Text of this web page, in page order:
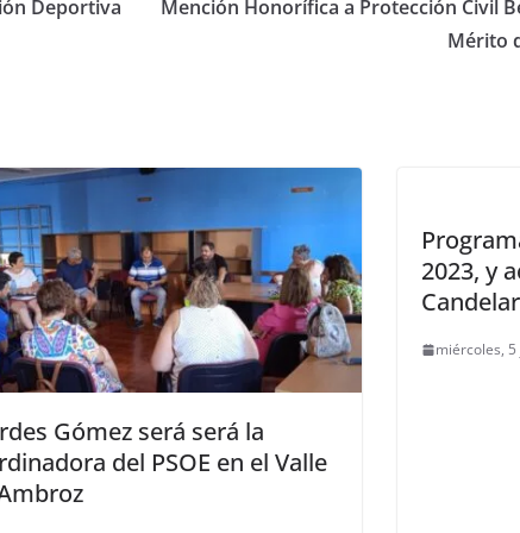
Deportiva
Mención Honorífica a Protección Civil
Mérito
Gómez será será la
del PSOE en el Valle
2023, y
miércoles,